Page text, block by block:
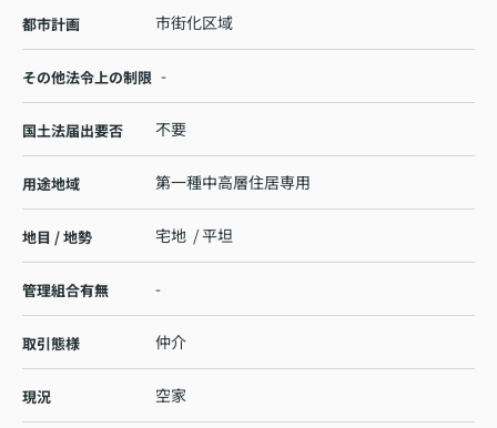
都市計画 市街化区域
その他法令上の制限 -
国土法届出要否 不要
用途地域 第一種中高層住居専用
地目 / 地勢 宅地 / 平坦
管理組合有無 -
取引態様 仲介
現況 空家